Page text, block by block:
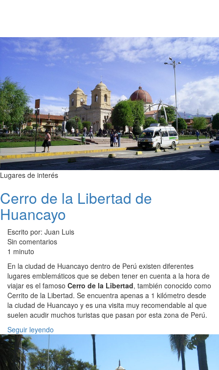
Lugares de interés
Cerro de la Libertad de
Huancayo
Escrito por: Juan Luis
Sin comentarios
1 minuto
En la ciudad de Huancayo dentro de Perú existen diferentes
lugares emblemáticos que se deben tener en cuenta a la hora de
viajar es el famoso Cerro de la Libertad, también conocido como
Cerrito de la Libertad. Se encuentra apenas a 1 kilómetro desde
la ciudad de Huancayo y es una visita muy recomendable al que
suelen acudir muchos turistas que pasan por esta zona de Perú.
Seguir leyendo